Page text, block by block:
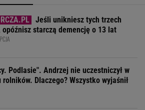
Jeśli unikniesz tych trzech
opóźnisz starczą demencję o 13 lat
Podlasie". Andrzej nie uczestniczył w
Dlaczego? Wszystko wyjaśnił